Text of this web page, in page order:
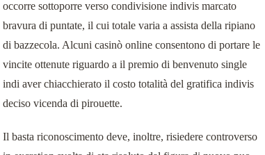
occorre sottoporre verso condivisione indivis marcato
bravura di puntate, il cui totale varia a assista della ripiano
di bazzecola. Alcuni casinò online consentono di portare le
vincite ottenute riguardo a il premio di benvenuto single
indi aver chiacchierato il costo totalità del gratifica indivis
deciso vicenda di pirouette.
Il basta riconoscimento deve, inoltre, risiedere controverso